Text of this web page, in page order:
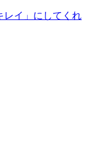
レイ」にしてくれ